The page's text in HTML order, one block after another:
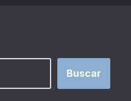
Buscar